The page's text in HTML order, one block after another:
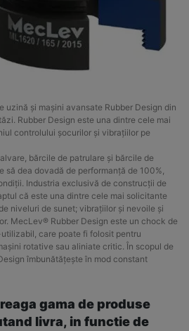
uzină și mașini avansate Rubber Design din
Rubber Design este una dintre cele mai
controlului șocurilor și vibrațiilor pe
bărcile de patrulare și bărcile de
să dea dovadă de performanță de 100%,
Industria exclusivă de construcții de
că este una dintre cele mai solicitante
niveluri de sunet; vibrațiilor și nevoile și
MecLev® Rubber Design este un chock de
care poate fi folosit pentru
rotative sau aliniate critic. În scopul de
îmbunătățește în mod constant
gama de produse
livra, in functie de